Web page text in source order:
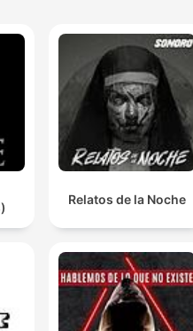
Relatos de la Noche